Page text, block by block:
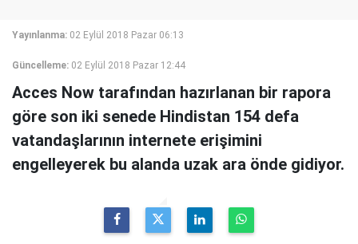
Yayınlanma: 02 Eylül 2018 Pazar 06:13
Güncelleme: 02 Eylül 2018 Pazar 12:44
Acces Now tarafından hazırlanan bir rapora
göre son iki senede Hindistan 154 defa
vatandaşlarının internete erişimini
engelleyerek bu alanda uzak ara önde gidiyor.